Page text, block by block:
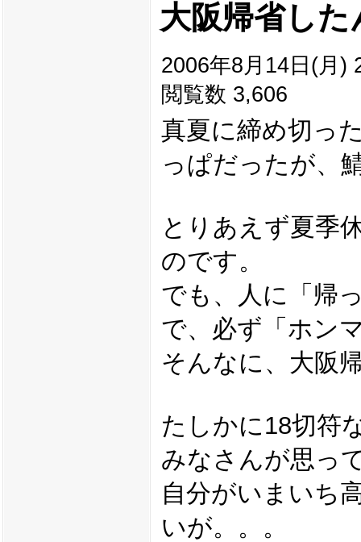
大阪帰省した
2006年8月14日(月)
閲覧数 3,606
真夏に締め切っ
っぱだったが、
とりあえず夏季
のです。
でも、人に「帰
で、必ず「ホン
そんなに、大阪
たしかに18切符
みなさんが思っ
自分がいまいち
いが。。。